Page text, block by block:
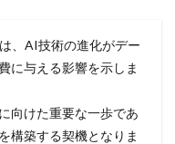
、AI技術の進化がデー
に与える影響を示しま
向けた重要な一歩であ
構築する契機となりま